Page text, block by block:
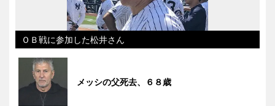
ＯＢ戦に参加した松井さん
メッシの父死去、６８歳